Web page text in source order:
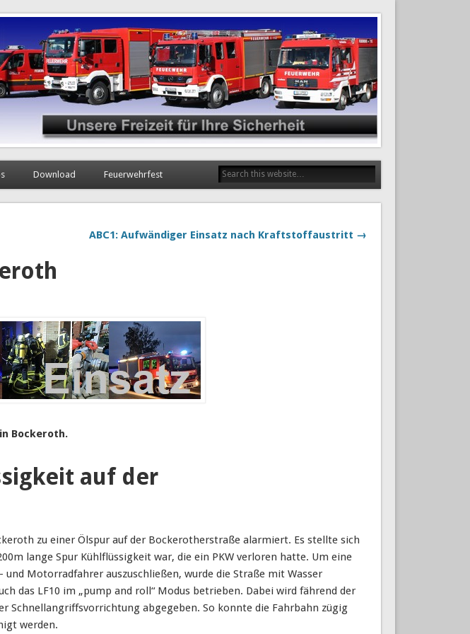
Download Feuerwehrfest
ABC1: Aufwändiger Einsatz nach Kraftstoffaustritt →
Bockeroth.
auf der
zu einer Ölspur auf der Bockerotherstraße alarmiert. Es stellte sich
lange Spur Kühlflüssigkeit war, die ein PKW verloren hatte. Um eine
Motorradfahrer auszuschließen, wurde die Straße mit Wasser
das LF10 im „pump and roll“ Modus betrieben. Dabei wird fährend der
Schnellangriffsvorrichtung abgegeben. So konnte die Fahrbahn zügig
werden.